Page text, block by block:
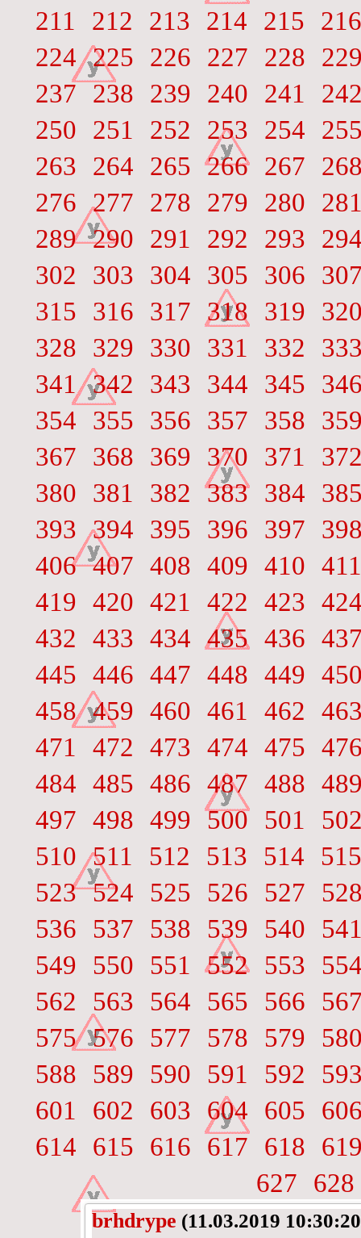
211
212 213 214 215
216
224 225 226 227 228
237
238 239 240 241
250
251 252 253 254
263
264 265 266 267
276 277 278 279 280
289 290 291 292 293
302
303 304 305 306
315
316 317 318 319
328
329 330 331 332
341
342 343 344 345
354
355 356 357 358
367
368 369 370 371
380
381 382 383 384
393 394 395 396 397
406 407 408 409 410 411
419 420 421 422 423
432
433 434 435 436
445 446 447 448 449
458 459 460 461 462
471
472 473 474 475
484 485 486 487 488
497 498 499 500 501
510 511 512 513 514
515
523 524 525 526 527
536
537 538 539 540
549
550 551 552 553
562
563 564 565 566
575 576 577 578 579
588
589 590 591 592
601
602 603 604 605
614
615 616 617 618
627
628
brhdrype (11.03.2019